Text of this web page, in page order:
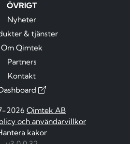
ÖVRIGT
Nyheter
& tjänster
Om Qimtek
Partners
Kontakt
2026 Qimtek AB
och användarvillkor
kakor